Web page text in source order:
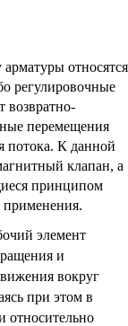
относятся
регулировочные
возвратно-
перемещения
потока. К данной
клапан, а
принципом
применения.
элемент
и
вокруг
при этом в
относительно